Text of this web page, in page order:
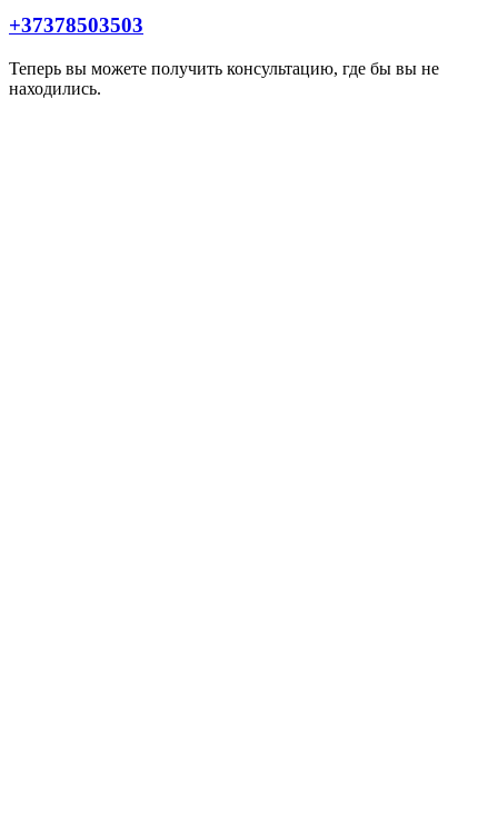
+37378503503
Теперь вы можете получить консультацию, где бы вы не
находились.